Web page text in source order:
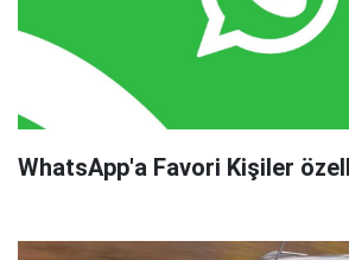
WhatsApp'a Favori Kişiler